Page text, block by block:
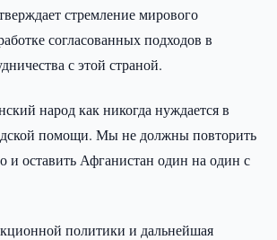
стремление мирового
согласованных подходов в
с этой страной.
народ как никогда нуждается в
помощи. Мы не должны повторить
и оставить Афганистан один на один с
политики и дальнейшая